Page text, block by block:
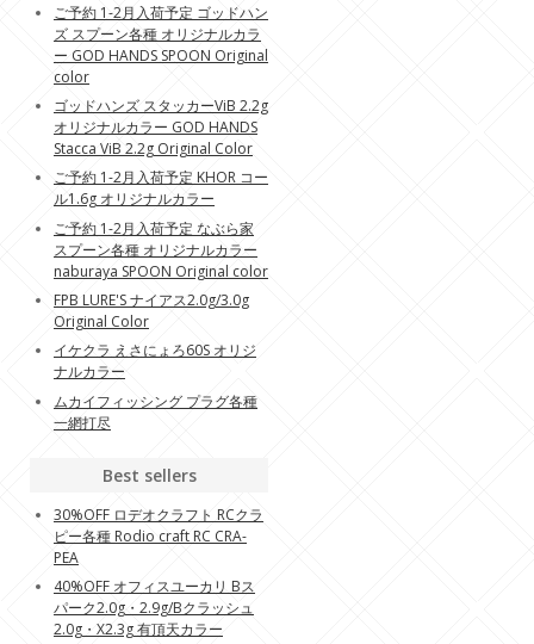
ご予約 1-2月入荷予定 ゴッドハン
ズ スプーン各種 オリジナルカラ
ー GOD HANDS SPOON Original
color
ゴッドハンズ スタッカーViB 2.2g
オリジナルカラー GOD HANDS
Stacca ViB 2.2g Original Color
ご予約 1-2月入荷予定 KHOR コー
ル1.6g オリジナルカラー
ご予約 1-2月入荷予定 なぶら家
スプーン各種 オリジナルカラー
naburaya SPOON Original color
FPB LURE'S ナイアス2.0g/3.0g
Original Color
イケクラ えさにょろ60S オリジ
ナルカラー
ムカイフィッシング プラグ各種
一網打尽
Best sellers
30%OFF ロデオクラフト RCクラ
ピー各種 Rodio craft RC CRA-
PEA
40%OFF オフィスユーカリ Bス
パーク2.0g・2.9g/Bクラッシュ
2.0g・X2.3g 有頂天カラー